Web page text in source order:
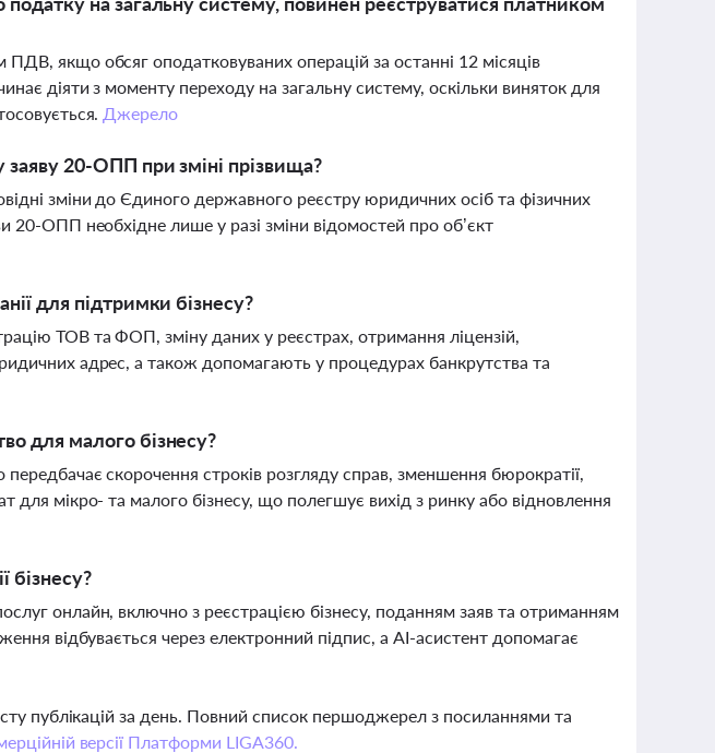
якщо обсяг оподатковуваних операцій за останні 12 місяців
діяти з моменту переходу на загальну систему, оскільки виняток для
Джерело
20-ОПП при зміні прізвища?
зміни до Єдиного державного реєстру юридичних осіб та фізичних
20-ОПП необхідне лише у разі зміни відомостей про об’єкт
для підтримки бізнесу?
ТОВ та ФОП, зміну даних у реєстрах, отримання ліцензій,
адрес, а також допомагають у процедурах банкрутства та
для малого бізнесу?
скорочення строків розгляду справ, зменшення бюрократії,
для мікро- та малого бізнесу, що полегшує вихід з ринку або відновлення
бізнесу?
онлайн, включно з реєстрацією бізнесу, поданням заяв та отриманням
відбувається через електронний підпис, а AI-асистент допомагає
публікацій за день. Повний список першоджерел з посиланнями та
версії Платформи LIGA360.